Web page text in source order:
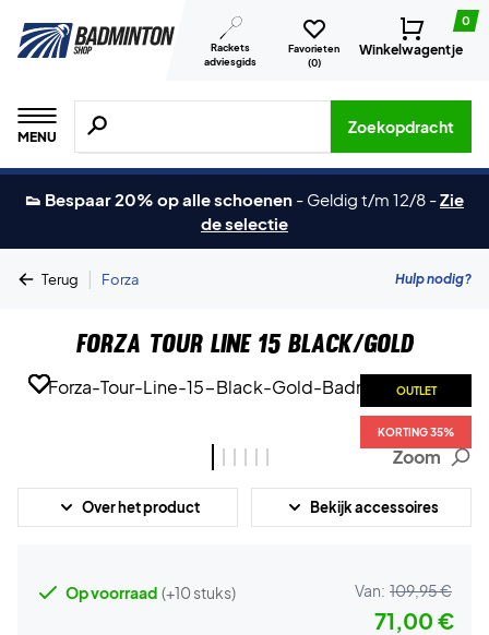
Rackets
adviesgids
Favorieten
(0)
0
Winkelwagentje
MENU
Zoeken naar producten, merken etc.
Zoekopdracht
👟 Bespaar 20% op alle schoenen - Geldig t/m 12/8 -Zie
de selectie
Terug | Forza Hulp nodig?
Forza Tour Line 15 Black/Gold
OUTLET
KORTING 35%
OUTLET
KORTING 35%
OUTLET
KORTING 35%
OUTLET
KORTING 35%
OUTLET
KORTING 35%
OUTLET
KORTING 35%
Zoom
Over het product Bekijk accessoires
Op voorraad (+10 stuks) Van: 109,95 €
71,00 €